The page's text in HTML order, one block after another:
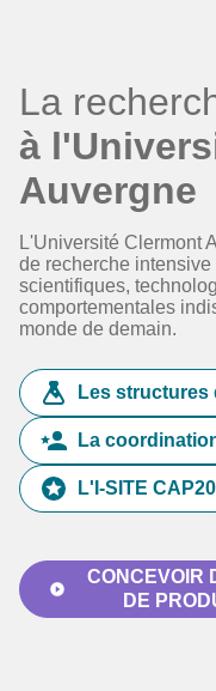
La
à
Auvergne
L'Université Clermont
de recherche
scientifiques,
comportementales
monde de demain.
Les structures
La
L'I-SITE
CONCEVOIR
DE